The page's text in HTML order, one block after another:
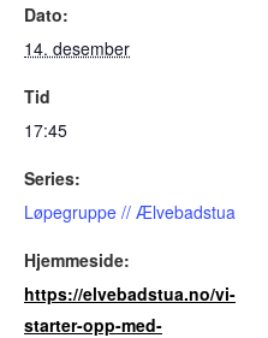
Dato:
14. desember
Tid
17:45
Series:
Løpegruppe // Ælvebadstua
Hjemmeside:
https://elvebadstua.no/vi-
starter-opp-med-